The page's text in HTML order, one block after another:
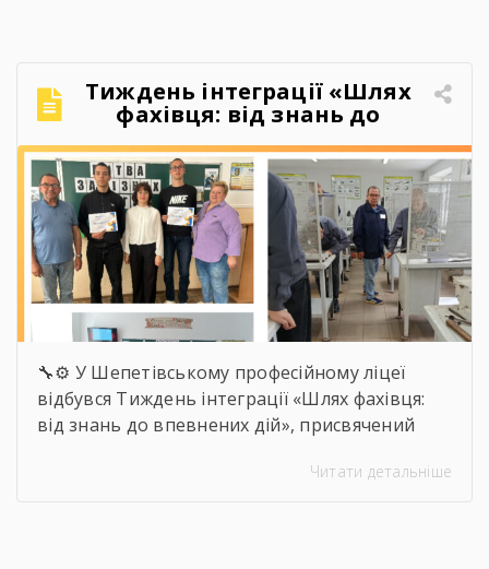
поїздки, фото, меми, історії, які зрозуміють […]
Тиждень інтеграції «Шлях
фахівця: від знань до
впевнених дій»
🔧⚙️ У Шепетівському професійному ліцеї
відбувся Тиждень інтеграції «Шлях фахівця:
від знань до впевнених дій», присвячений
тижня здобувачі освіти брали участь вЧитати детальніше